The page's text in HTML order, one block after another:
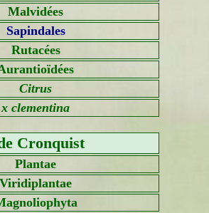
Malvidées
Sapindales
Rutacées
Citrus
x clementina
Cronquist
Plantae
Viridiplantae